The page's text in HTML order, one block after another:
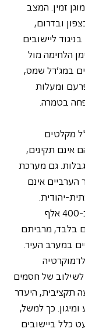
זמין. המצב
ובדרום,
ליישובים
הלחימה מול
ערבים במג'דל שמס,
ומעלות
בטמרה.
מקלטים
אינם תקינים,
גם מערכת
30% מבתי הספר הערביים אינם
יהודית.
במזרח ירושלים, הפערים קיצוניים במיוחד: לכ-400 אלף
עומדים כ-60 מקלטים בלבד, מרביתם
במערב העיר.
לשילוב של חסמים
תקציבית, היעדר
כך למשל,
מיושמות כמעט כלל ביישובים